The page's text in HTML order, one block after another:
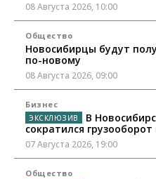
08 Августа 2026, 10:00
Общество
Новосибирцы будут
по-новому
08 Августа 2026, 09:00
Бизнес
В
сократился
07 Августа 2026, 19:00
Общество